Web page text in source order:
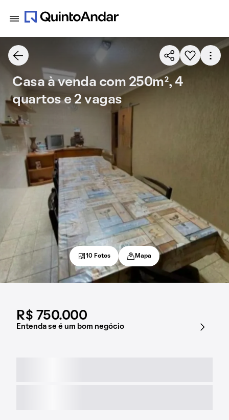
R$ 750.000
Entenda se é um bom negócio
Casa à venda com 250m², 4
quartos e 2 vagas
10 Fotos Mapa